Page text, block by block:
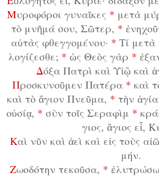
Μυ­ρο­φό­ροι γυ­ναῖ­κες * με­τὰ
τὸ μνῆ­μά σου, Σῶ­τερ, *
αὐ­τὰς φθεγ­γο­μέ­νου· * Τί
λο­γί­ζε­σθε; * ὡς Θε­ὸς γὰρ *
Δό­ξα Πα­τρὶ καὶ Υἱ­ῷ καὶ
Προ­σκυ­νοῦ­μεν Πα­τέ­ρα * καὶ
καὶ τὸ ἅ­γι­ον Πνεῦ­μα, * τὴν
οὐ­σί­ᾳ, * σὺν τοῖς Σε­ρα­φὶμ *
γι­ος, ἅ­γι­ος εἶ,
Καὶ νῦν καὶ ἀ­εὶ καὶ εἰς τοὺς
μήν.
Ζω­ο­δό­την τε­κοῦ­σα, *